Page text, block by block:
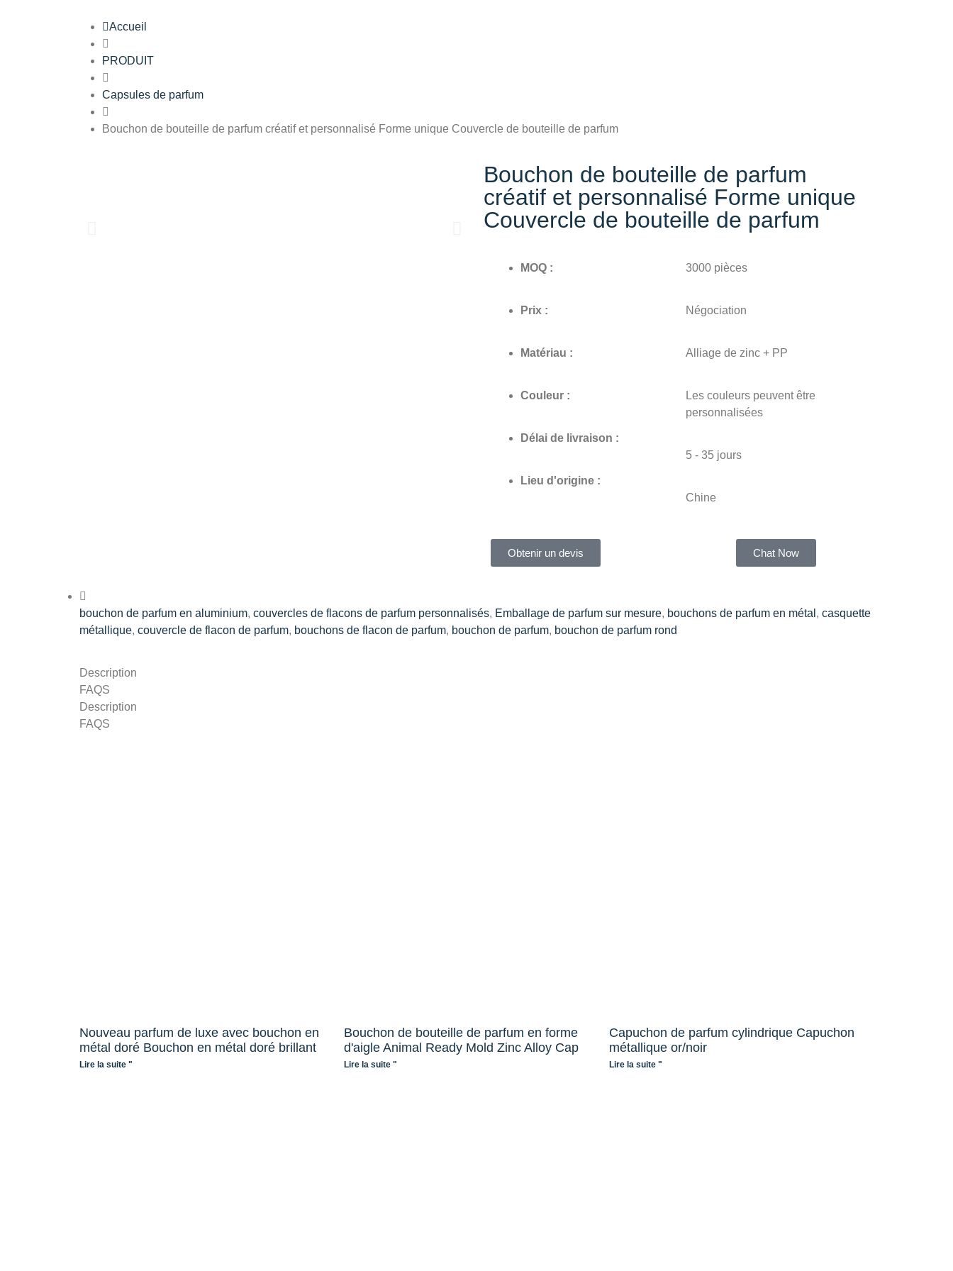
Accueil
PRODUIT
Capsules de parfum
Bouchon de bouteille de parfum créatif et personnalisé Forme unique Couvercle de bouteille de parfum
Bouchon de bouteille de parfum
créatif et personnalisé Forme unique
Couvercle de bouteille de parfum
MOQ :
Prix :
Matériau :
Couleur :
Délai de livraison :
Lieu d'origine :
3000 pièces
Négociation
Alliage de zinc + PP
Les couleurs peuvent être
personnalisées
5 - 35 jours
Chine
Obtenir un devis Chat Now
bouchon de parfum en aluminium, couvercles de flacons de parfum personnalisés, Emballage de parfum sur mesure, bouchons de parfum en métal , casquette
métallique, couvercle de flacon de parfum, bouchons de flacon de parfum, bouchon de parfum, bouchon de parfum rond
Description
FAQS
Description
FAQS
Nouveau parfum de luxe avec bouchon en
métal doré Bouchon en métal doré brillant
Lire la suite "
Bouchon de bouteille de parfum en forme
d'aigle Animal Ready Mold Zinc Alloy Cap
Lire la suite "
Capuchon de parfum cylindrique Capuchon
métallique or/noir
Lire la suite "